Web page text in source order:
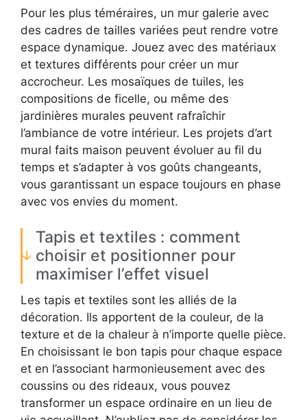
Pour les plus téméraires, un mur galerie avec
des cadres de tailles variées peut rendre votre
espace dynamique. Jouez avec des matériaux
et textures différents pour créer un mur
accrocheur. Les mosaïques de tuiles, les
compositions de ficelle, ou même des
jardinières murales peuvent rafraîchir
l’ambiance de votre intérieur. Les projets d’art
mural faits maison peuvent évoluer au fil du
temps et s’adapter à vos goûts changeants,
vous garantissant un espace toujours en phase
avec vos envies du moment.
Tapis et textiles : comment
choisir et positionner pour
maximiser l’effet visuel
Les tapis et textiles sont les alliés de la
décoration. Ils apportent de la couleur, de la
texture et de la chaleur à n’importe quelle pièce.
En choisissant le bon tapis pour chaque espace
et en l’associant harmonieusement avec des
coussins ou des rideaux, vous pouvez
transformer un espace ordinaire en un lieu de